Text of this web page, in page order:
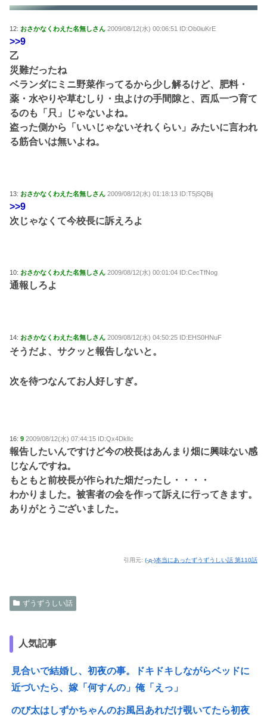
12: おさかなくわえた名無しさん 2009/08/12(水) 00:06:51 ID:Ob0iuKrE
>>9
乙
災難だったね
ベランダにミニ野菜作ってるから少し解るけど、肥料・
薬・水やりや草むしり・虫よけの手間隙と、西瓜一つ育て
るのも「只」じゃないよね。
盗った側から「いいじゃないそれくらい」みたいに言われ
る筋合いは無いよね。
13: おさかなくわえた名無しさん 2009/08/12(水) 01:18:13 ID:T5jSQBij
>>9
次じゃなくて今校長に訴えろよ
10: おさかなくわえた名無しさん 2009/08/12(水) 00:01:04 ID:CecTfNog
通報しろよ
14: おさかなくわえた名無しさん 2009/08/12(水) 04:50:25 ID:EHS0HNuF
そうだよ、サクッと報告しないと。
次を待つなんてお人好しすぎ。
16: 9 2009/08/12(水) 07:44:15 ID:Qx4DklIc
報告したいんですけど今の校長はあんまり畑に興味ない感
じなんですね。
もともと前校長が作られた畑だったし・・・・
わかりました。被害者の会を作って訴えに行ってきます。
ありがとうございました。
引用元: (-д-)本当にあったずうずうしい話 第110話
ずうずうしい話
人気記事
見合いで結婚し、初夜の事。ドキドキしながらベッドに
近づいたら、嫁「何すんの」俺「えっ」
のび太はしずかちゃんのお風呂あれだけ覗いてたら初夜